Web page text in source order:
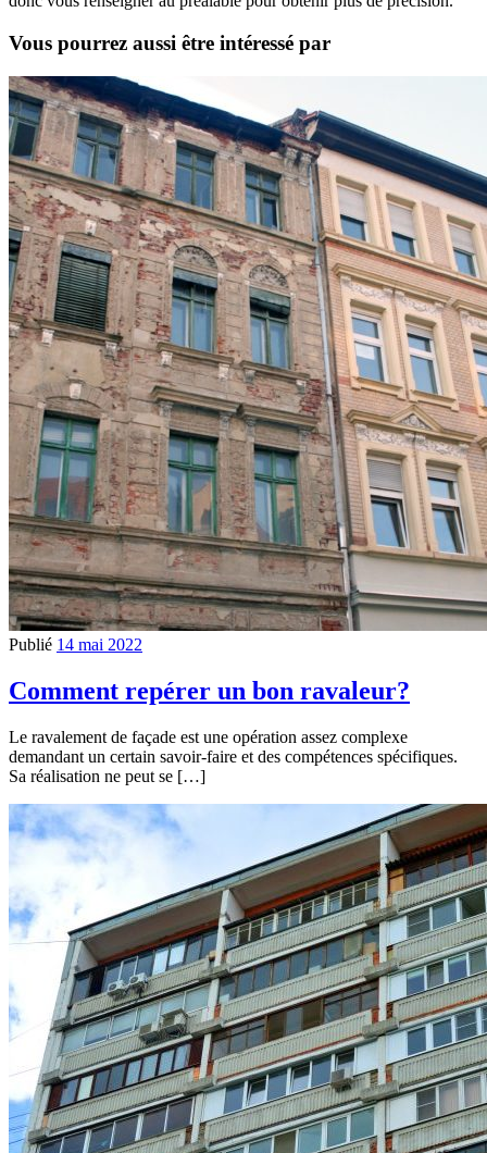
Vous pourrez aussi être intéressé par
Publié 14 mai 2022
Comment repérer un bon ravaleur?
Le ravalement de façade est une opération assez complexe
demandant un certain savoir-faire et des compétences spécifiques.
Sa réalisation ne peut se […]